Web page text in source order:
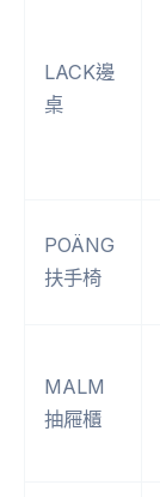
LACK邊
桌
POÄNG
扶手椅
MALM
抽屜櫃